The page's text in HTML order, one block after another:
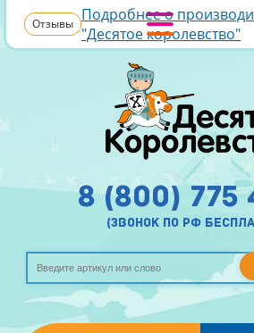
Отзывы Подробнее о
"Десятое королевство"
8 (800) 775
(звонок по рф